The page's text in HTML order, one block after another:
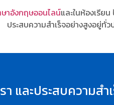
ษาอังกฤษออนไลน์และในห้องเรีย
ประสบความสำเร็จอย่างสูงอยู่ทั่ว
และประสบความส